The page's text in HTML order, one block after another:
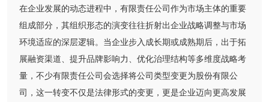
在企业发展的动态进程中，有限责任公司作为市场主体的重要
组成部分，其组织形态的演变往往折射出企业战略调整与市场
环境适应的深层逻辑。当企业步入成长期或成熟期后，出于拓
展融资渠道、提升品牌影响力、优化治理结构等多维度战略考
量，不少有限责任公司会选择将公司类型变更为股份有限公
司，这一转变不仅是法律形式的变更，更是企业迈向更高发展